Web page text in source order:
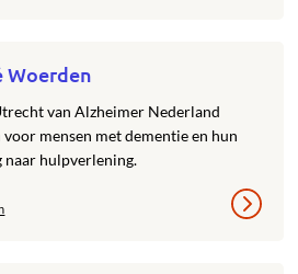
Woerden
van Alzheimer Nederland
mensen met dementie en hun
naar hulpverlening.